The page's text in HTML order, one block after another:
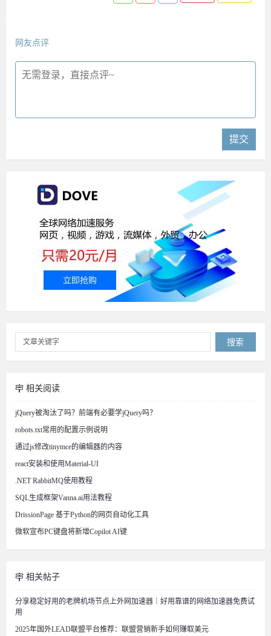
网友点评
提交
搜索
相关阅读
jQuery被淘汰了吗？前端有必要学jQuery吗？
robots.txt常用的配置示例说明
通过js修改tinymce的编辑器的内容
react安装和使用Material-UI
.NET RabbitMQ使用教程
SQL生成框架Vanna.ai用法教程
DrissionPage 基于Python的网页自动化工具
微软宣布PC键盘将新增Copilot AI键
相关帖子
分享稳定好用的老牌机场节点上外网加速器｜好用靠谱的网络加速器免费试
用
2025年国外LEAD联盟平台推荐：联盟营销新手如何赚取美元